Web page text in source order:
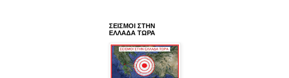
ΣΕΙΣΜΟΙ ΣΤΗΝ
ΕΛΛΑΔΑ ΤΩΡΑ